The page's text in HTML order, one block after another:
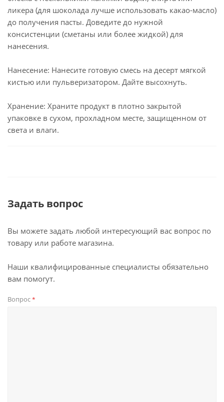
ликера (для шоколада лучше использовать какао-масло)
до получения пасты. Доведите до нужной
консистенции (сметаны или более жидкой) для
нанесения.
Нанесение: Нанесите готовую смесь на десерт мягкой
кистью или пульверизатором. Дайте высохнуть.
Хранение: Храните продукт в плотно закрытой
упаковке в сухом, прохладном месте, защищенном от
света и влаги.
Задать вопрос
Вы можете задать любой интересующий вас вопрос по
товару или работе магазина.
Наши квалифицированные специалисты обязательно
вам помогут.
Вопрос*